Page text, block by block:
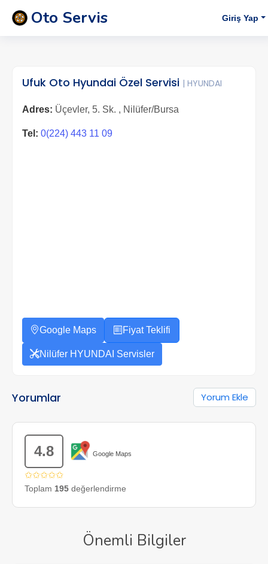
Oto Servis Giriş Yap
Ufuk Oto Hyundai Özel Servisi | HYUNDAI
Adres: Üçevler, 5. Sk. , Nilüfer/Bursa
Tel: 0(224) 443 11 09
Google Maps Fiyat Teklifi
Nilüfer HYUNDAI Servisler
Yorumlar Yorum Ekle
4.8 Google Maps
✩✩✩✩✩
Toplam 195 değerlendirme
Önemli Bilgiler